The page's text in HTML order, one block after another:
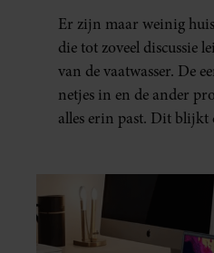
Er zijn maar weinig
die tot zoveel discussie
van de vaatwasser. De
netjes in en de ander
alles erin past. Dit blijkt